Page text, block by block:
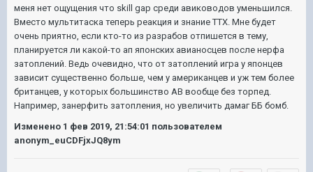
меня нет ощущения что skill gap среди авиководов уменьшился.
Вместо мультитаска теперь реакция и знание ТТХ. Мне будет
очень приятно, если кто-то из разрабов отпишется в тему,
планируется ли какой-то ап японских авианосцев после нерфа
затоплений. Ведь очевидно, что от затоплений игра у японцев
зависит существенно больше, чем у американцев и уж тем более
британцев, у которых большинство АВ вообще без торпед.
Например, занерфить затопления, но увеличить дамаг ББ бомб.
Изменено 1 фев 2019, 21:54:01 пользователем
anonym_euCDFjxJQ8ym